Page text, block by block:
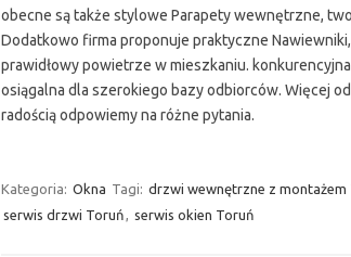
obecne są także stylowe Parapety wewnętrzne,
Dodatkowo firma proponuje praktyczne
prawidłowy powietrze w mieszkaniu.
osiągalna dla szerokiego bazy odbiorców. Więcej
radością odpowiemy na różne pytania.
Kategoria: Okna Tagi: drzwi wewnętrzne z montażem
serwis drzwi Toruń, serwis okien Toruń